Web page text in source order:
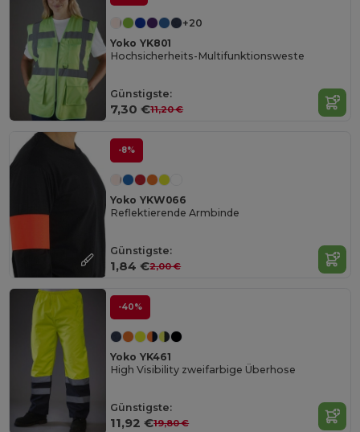
+20
Yoko YK801
Hochsicherheits-Multifunktionsweste
Günstigste:
7,30 €11,20 €
-8%
Yoko YKW066
Reflektierende Armbinde
Günstigste:
1,84 €2,00 €
-40%
Yoko YK461
High Visibility zweifarbige Überhose
Günstigste:
11,92 €19,80 €